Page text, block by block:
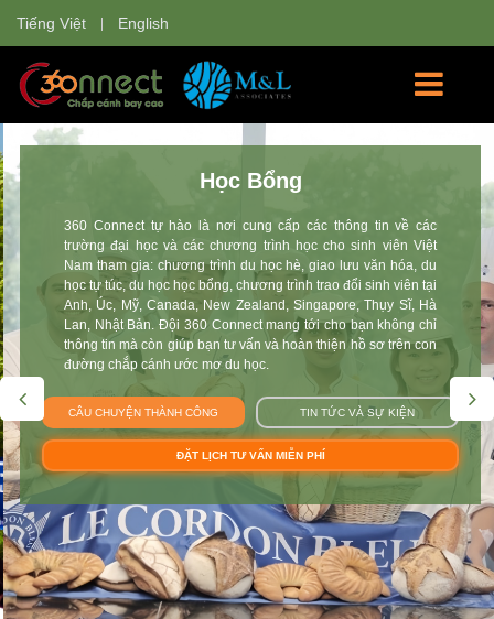
Tiếng Việt English
Học Bổng
360 Connect tự hào là nơi cung cấp các thông tin về các
trường đại học và các chương trình học cho sinh viên Việt
Nam tham gia: chương trình du học hè, giao lưu văn hóa, du
học tự túc, du học học bổng, chương trình trao đổi sinh viên tại
Anh, Úc, Mỹ, Canada, New Zealand, Singapore, Thụy Sĩ, Hà
Lan, Nhật Bản. Đội 360 Connect mang tới cho bạn không chỉ
thông tin mà còn giúp bạn tư vấn và hoàn thiện hồ sơ trên con
đường chắp cánh ước mơ du học.
CÂU CHUYỆN THÀNH CÔNG TIN TỨC VÀ SỰ KIỆN
ĐẶT LỊCH TƯ VẤN MIỄN PHÍ